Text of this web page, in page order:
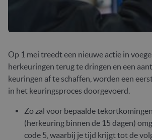
Op 1 mei treedt een nieuwe actie in
herkeuringen terug te dringen en een
keuringen af te schaffen, worden een
in het keuringsproces doorgevoerd.
Zo zal voor bepaalde
(herkeuring binnen de 15 dagen)
code 5, waarbij je tijd krijgt tot de